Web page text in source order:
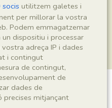
utilitzem galetes i
per millorar la vostra
Podem emmagatzemar
dispositiu i processar
adreça IP i dades
i contingut
de contingut,
de
dades de
precises mitjançant